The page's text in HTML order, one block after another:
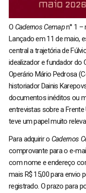
O Cadernos Cemapn° 1 –
Lançado em 11 de maio,
central a trajetória de
idealizador e fundador do
Operário Mário Pedrosa
historiador Dainis
documentos inéditos ou
entrevistas sobre a Frente
teve um papel muito
Para adquirir o Cadernos
comprovante para o e-
com nome e endereço
mais R$ 15,00 para envio
registrado. O prazo para